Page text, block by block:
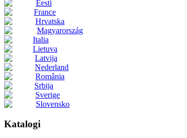
Eesti
France
Hrvatska
Magyarország
Italia
Lietuva
Latvija
Nederland
România
Srbija
Sverige
Slovensko
Katalogi